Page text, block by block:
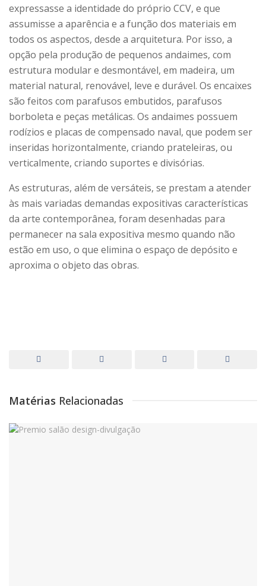
expressasse a identidade do próprio CCV, e que
assumisse a aparência e a função dos materiais em
todos os aspectos, desde a arquitetura. Por isso, a
opção pela produção de pequenos andaimes, com
estrutura modular e desmontável, em madeira, um
material natural, renovável, leve e durável. Os encaixes
são feitos com parafusos embutidos, parafusos
borboleta e peças metálicas. Os andaimes possuem
rodízios e placas de compensado naval, que podem ser
inseridas horizontalmente, criando prateleiras, ou
verticalmente, criando suportes e divisórias.
As estruturas, além de versáteis, se prestam a atender
às mais variadas demandas expositivas características
da arte contemporânea, foram desenhadas para
permanecer na sala expositiva mesmo quando não
estão em uso, o que elimina o espaço de depósito e
aproxima o objeto das obras.
Matérias Relacionadas